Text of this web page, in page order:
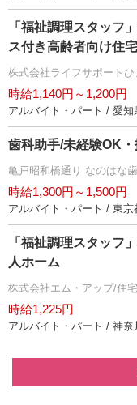
「福祉調理スタッフ
ス付き高齢者向け住宅
株式会社ライフサポート
時給1,140円～1,200円
アルバイト・パート / 愛知
歯科助手/未経験OK
亀戸昭和橋通り なのはな
時給1,300円～1,500円
アルバイト・パート / 東京
「福祉調理スタッフ
人ホーム
株式会社エム・アップ/住
時給1,225円
アルバイト・パート / 神奈